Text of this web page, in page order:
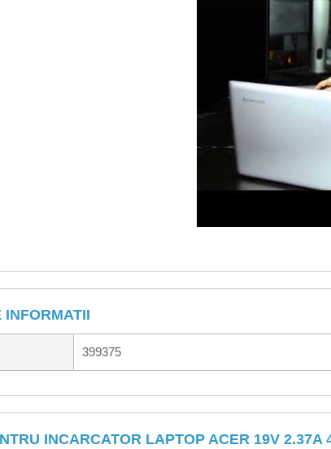
INFORMATII
399375
INCARCATOR LAPTOP ACER 19V 2.37A